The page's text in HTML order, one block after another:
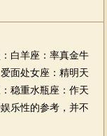
白羊座：率真金牛
面处女座：精明天
稳重水瓶座：作天
乐性的参考，并不